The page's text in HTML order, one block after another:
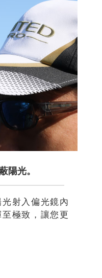
陽光。
射入偏光鏡內
極致，讓您更